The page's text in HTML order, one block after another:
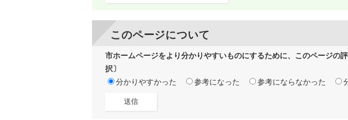
このページについて
市ホームページをより分かりやすいものにするために、このページの
択〕
分かりやすかった
参考になった 参考にならなかった